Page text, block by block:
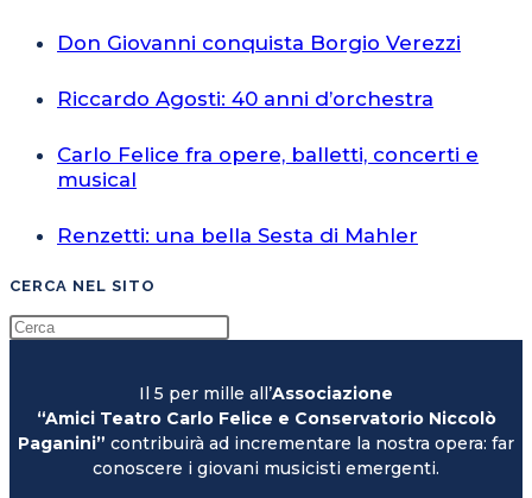
Don Giovanni conquista Borgio Verezzi
Riccardo Agosti: 40 anni d’orchestra
Carlo Felice fra opere, balletti, concerti e
musical
Renzetti: una bella Sesta di Mahler
CERCA NEL SITO
Il 5 per mille all’Associazione
“Amici Teatro Carlo Felice e Conservatorio Niccolò
Paganini” contribuirà ad incrementare la nostra opera: far
conoscere i giovani musicisti emergenti.